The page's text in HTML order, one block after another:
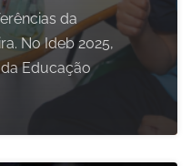
da
No Ideb 2025,
Educação